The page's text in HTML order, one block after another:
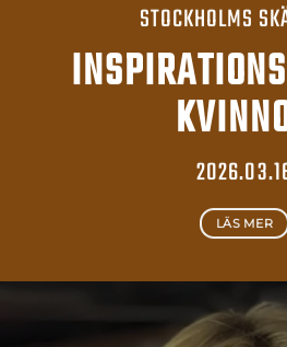
STOCKHOLMS
LÄS MER